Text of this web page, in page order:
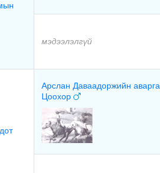
мэдээлэлгүй
Арслан Даваадоржийн аварга
Цоохор